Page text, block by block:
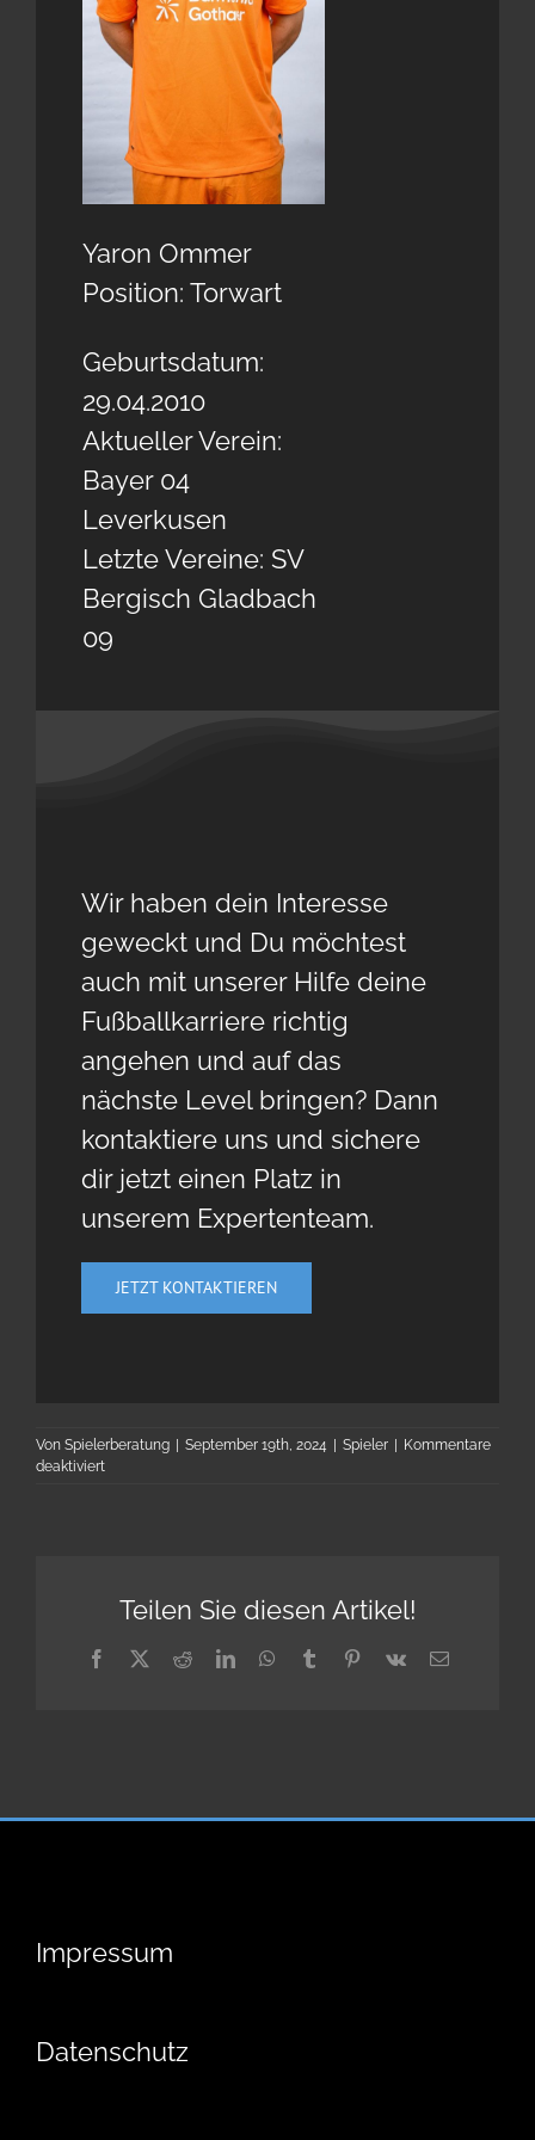
Yaron Ommer
Position: Torwart
Geburtsdatum:
29.04.2010
Aktueller Verein:
Bayer 04
Leverkusen
Letzte Vereine: SV
Bergisch Gladbach
09
Wir haben dein Interesse
geweckt und Du möchtest
auch mit unserer Hilfe deine
Fußballkarriere richtig
angehen und auf das
nächste Level bringen? Dann
kontaktiere uns und sichere
dir jetzt einen Platz in
unserem Expertenteam.
JETZT KONTAKTIEREN
Von Spielerberatung September 19th, 2024 Spieler
Kommentare
deaktiviertfür
Teilen Sie diesen Artikel!
Facebook
X RedditLinkedInWhatsApp
TumblrPinterest
Vk
E-
Impressum
Datenschutz